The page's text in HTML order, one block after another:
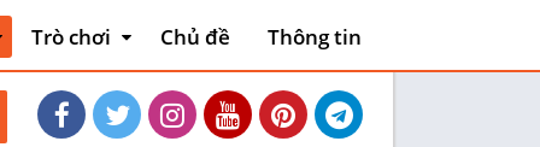
thiết
xe
Trò chơi
Hoạt động
Phiêu lưu mạo
hiểm
Chủ đề Thông tin